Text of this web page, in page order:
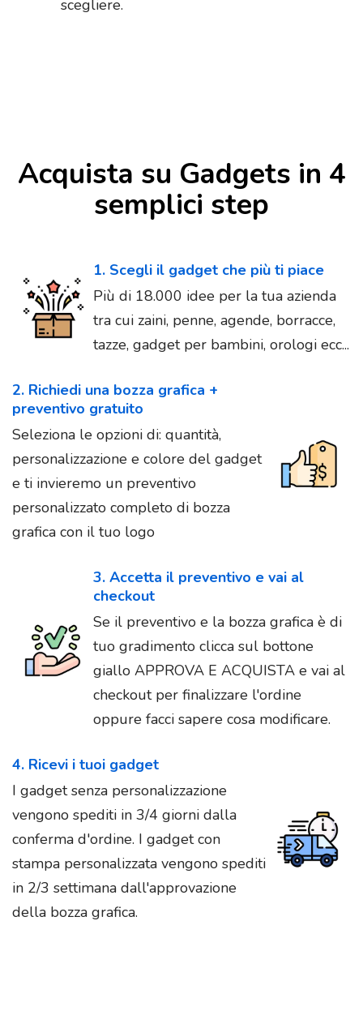
scegliere.
Acquista su Gadgets in 4
semplici step
1. Scegli il gadget che più ti piace
Più di 18.000 idee per la tua azienda
tra cui zaini, penne, agende, borracce,
tazze, gadget per bambini, orologi ecc...
2. Richiedi una bozza grafica +
preventivo gratuito
Seleziona le opzioni di: quantità,
personalizzazione e colore del gadget
e ti invieremo un preventivo
personalizzato completo di bozza
grafica con il tuo logo
3. Accetta il preventivo e vai al
checkout
Se il preventivo e la bozza grafica è di
tuo gradimento clicca sul bottone
giallo APPROVA E ACQUISTA e vai al
checkout per finalizzare l'ordine
oppure facci sapere cosa modificare.
4. Ricevi i tuoi gadget
I gadget senza personalizzazione
vengono spediti in 3/4 giorni dalla
conferma d'ordine. I gadget con
stampa personalizzata vengono spediti
in 2/3 settimana dall'approvazione
della bozza grafica.